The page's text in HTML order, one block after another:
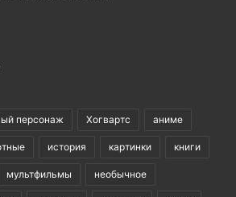
персонаж Хогвартс аниме
история картинки книги
мультфильмы необычное